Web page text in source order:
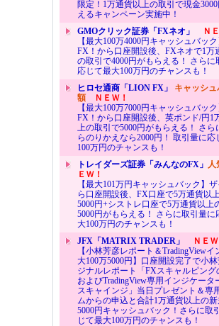
限定！1万通貨以上の取引で現金
えるキャンペーン実施中！
GMOクリック証券「FXネオ」
ＮＥ
【最大100万4000円キャッシュバッ
FX！から口座開設後、FXネオで1万
の取引で4000円がもらえる！ さらに
応じて最大100万円のチャンスも！
ヒロセ通商「LION FX」 キャッシ
額ＮＥＷ！
【最大100万7000円キャッシュバッ
FX！から口座開設後、英ポンド/円1
上の取引で5000円がもらえる！ さら
らのりかえなら2000円！ 取引量に応
100万円のチャンスも！
トレイダーズ証券「みんなのFX」 人
ＥＷ！
【最大101万円キャッシュバック】
ら口座開設後、FX口座で5万通貨以
5000円+シストレ口座で5万通貨以上
5000円がもらえる！ さらに取引量に
大100万円のチャンスも！
JFX「MATRIX TRADER」
ＮＥＷ
【小林芳彦レポート＆TradingViewイ
大100万5000円】口座開設完了で小林
ジナルレポート「FXスキャルピング
およびTradingView専用インジケータ
スキャインジ」当日プレゼント＆専
ムからの申込と合計1万通貨以上の
5000円キャッシュバック！さらに取
じて最大100万円のチャンスも！